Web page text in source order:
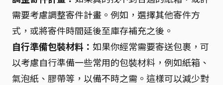
需要考慮調整寄件計畫。例如，選擇其他寄件方
式，或將寄件時間延後至庫存補充之後。
自行準備包裝材料： 如果你經常需要寄送包裹，可
以考慮自行準備一些常用的包裝材料，例如紙箱、
氣泡紙、膠帶等，以備不時之需。這樣可以減少對